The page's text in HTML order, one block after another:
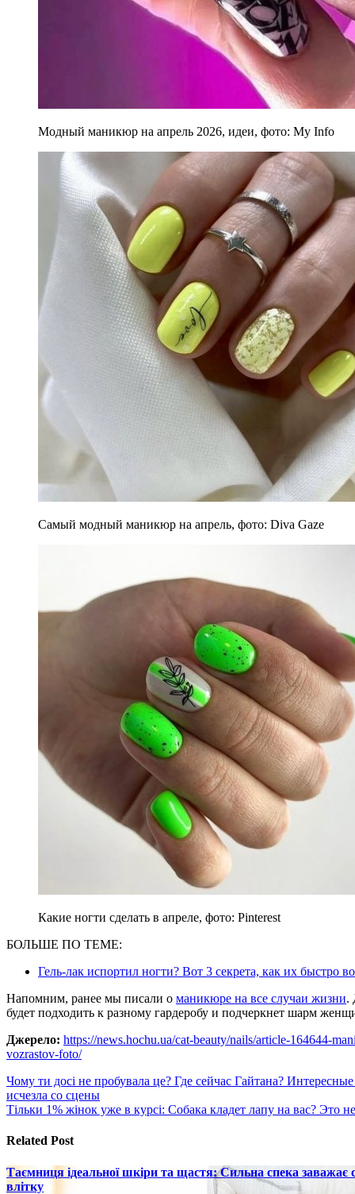
Модный маникюр на апрель 2026, идеи, фото: My Info
Самый модный маникюр на апрель, фото: Diva Gaze
Какие ногти сделать в апреле, фото: Pinterest
БОЛЬШЕ ПО ТЕМЕ:
Гель-лак испортил ногти? Вот 3 секрета, как их быстро
Напомним, ранее мы писали о маникюре на все случаи жизни.
будет подходить к разному гардеробу и подчеркнет шарм
Джерело: https://news.hochu.ua/cat-beauty/nails/article-164644-
vozrastov-foto/
Навигация
по
Чому ти досі не пробувала це? Где сейчас Гайтана?
исчезла со сцены
Тільки 1% жінок уже в курсі: Собака кладет лапу на вас? Это
Related Post
Таємниця ідеальної шкіри та щастя: Сильна спека
влітку